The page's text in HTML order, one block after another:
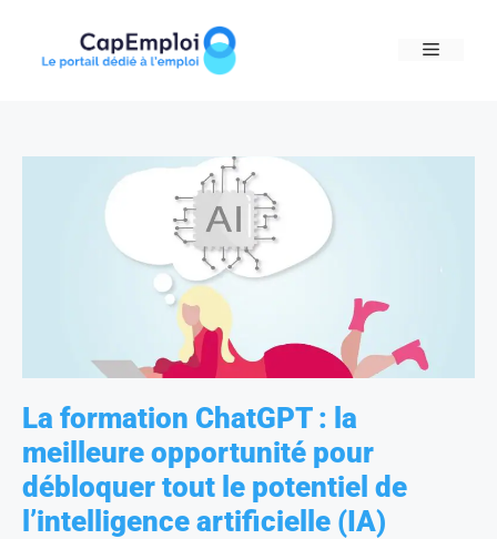
content
MENU
La formation ChatGPT : la
meilleure opportunité pour
débloquer tout le potentiel de
l’intelligence artificielle (IA)